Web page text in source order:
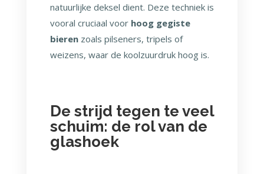
natuurlijke deksel dient. Deze techniek is
vooral cruciaal voor hoog gegiste
bierenzoals pilseners, tripels of
weizens, waar de koolzuurdruk hoog is.
De strijd tegen te veel
schuim: de rol van de
glashoek